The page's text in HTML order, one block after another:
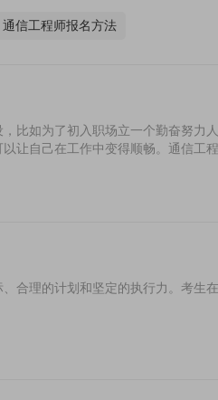
通信工程师报名方法
比如为了初入职场立一个勤奋努力
让自己在工作中变得顺畅。通信工
合理的计划和坚定的执行力。考生